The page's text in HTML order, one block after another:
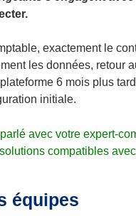
exactement le
les données, retour
6 mois plus
initiale.
avec votre expert-
compatibles
équipes